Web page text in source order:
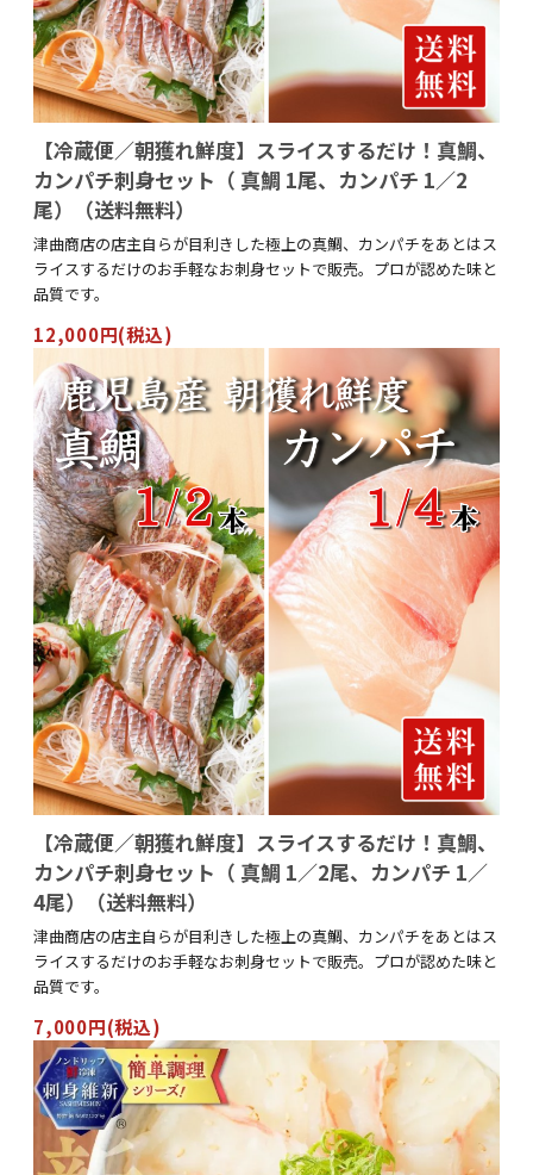
【冷蔵便／朝獲れ鮮度】スライスするだけ！真鯛、
カンパチ刺身セット（ 真鯛 1尾、カンパチ 1／2
尾）（送料無料）
津曲商店の店主自らが目利きした極上の真鯛、カンパチをあとはス
ライスするだけのお手軽なお刺身セットで販売。プロが認めた味と
品質です。
12,000円(税込)
【冷蔵便／朝獲れ鮮度】スライスするだけ！真鯛、
カンパチ刺身セット（ 真鯛 1／2尾、カンパチ 1／
4尾）（送料無料）
津曲商店の店主自らが目利きした極上の真鯛、カンパチをあとはス
ライスするだけのお手軽なお刺身セットで販売。プロが認めた味と
品質です。
7,000円(税込)